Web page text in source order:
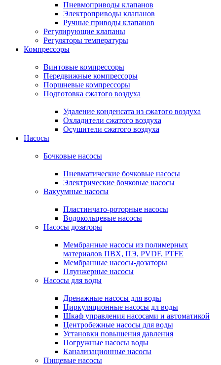
Пневмоприводы клапанов
Электроприводы клапанов
Ручные приводы клапанов
Регулирующие клапаны
Регуляторы температуры
Компрессоры
Винтовые компрессоры
Передвижные компрессоры
Поршневые компрессоры
Подготовка сжатого воздуха
Удаление конденсата из сжатого воздуха
Охладители сжатого воздуха
Осушители сжатого воздуха
Насосы
Бочковые насосы
Пневматические бочковые насосы
Электрические бочковые насосы
Вакуумные насосы
Пластинчато-роторные насосы
Водокольцевые насосы
Насосы дозаторы
Мембранные насосы из полимерных
материалов ПВХ, ПЭ, PVDF, PTFE
Мембранные насосы-дозаторы
Плунжерные насосы
Насосы для воды
Дренажные насосы для воды
Циркуляционные насосы дл воды
Шкаф управления насосами и автоматикой
Центробежные насосы для воды
Установки повышения давления
Погружные насосы воды
Канализационные насосы
Пищевые насосы